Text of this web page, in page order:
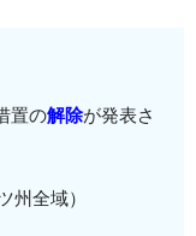
置の解除が発表さ
州全域）